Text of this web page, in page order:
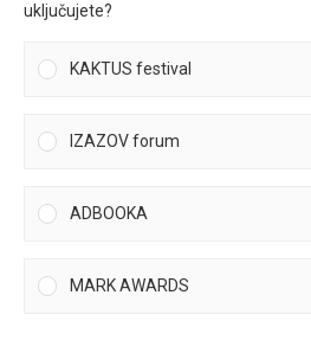
uključujete?
KAKTUS festival
IZAZOV forum
ADBOOKA
MARK AWARDS